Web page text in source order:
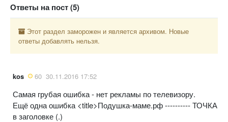
Ответы на пост (5)
Этот раздел заморожен и является архивом. Новые
ответы добавлять нельзя.
kos 60 30.11.2016 17:52
Самая грубая ошибка - нет рекламы по телевизору.
Ещё одна ошибка <title>Подушка-маме.рф ---------- ТОЧКА
в заголовке (.)